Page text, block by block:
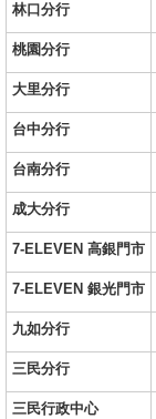
林口分行
桃園分行
大里分行
台中分行
台南分行
成大分行
7-ELEVEN 高銀門市
7-ELEVEN 銀光門市
九如分行
三民分行
三民行政中心